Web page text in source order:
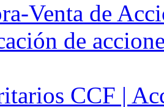
Venta de
de
CCF |